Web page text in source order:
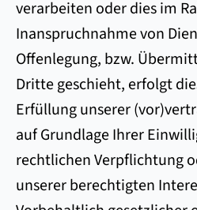
verarbeiten oder dies im
Inanspruchnahme von
Offenlegung, bzw.
Dritte geschieht, erfolgt
Erfüllung unserer
auf Grundlage Ihrer
rechtlichen Verpflichtung
unserer berechtigten